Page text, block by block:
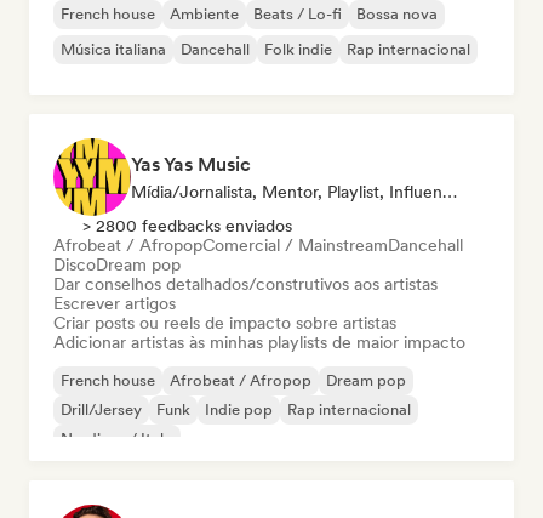
French house Ambiente Beats / Lo-fi
Bossa nova
Música italiana
Dancehall Folk indie Rap internacional
Yas Yas Music
Mídia/Jornalista, Mentor, Playlist, Influenciador
> 2800 feedbacks enviados
Afrobeat / AfropopComercial / MainstreamDancehall
DiscoDream pop
Dar conselhos detalhados/construtivos aos artistas
Escrever artigos
Criar posts ou reels de impacto sobre artistas
Adicionar artistas às minhas playlists de maior impacto
French house Afrobeat / Afropop
Dream pop
Drill/Jersey
Funk Indie pop
Rap internacional
Nu-disco / Italo